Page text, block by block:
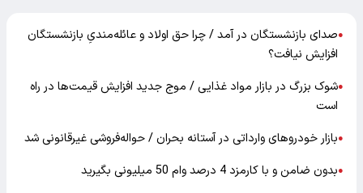
●صدای بازنشستگان در آمد / چرا حق اولاد و عائله‌مندیِ بازنشستگان
افزایش نیافت؟
●شوک بزرگ در بازار مواد غذایی / موج جدید افزایش قیمت‌ها در راه
است
●بازار خودرو‌های وارداتی در آستانه بحران / حواله‌فروشی غیرقانونی شد
●بدون ضامن و با کارمزد 4 درصد وام 50 میلیونی بگیرید